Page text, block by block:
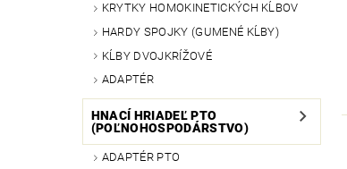
KRYTKY HOMOKINETICKÝCH KĹBOV
HARDY SPOJKY (GUMENÉ KĹBY)
KĹBY DVOJKRÍŽOVÉ
ADAPTÉR
HNACÍ HRIADEĽ PTO
(POĽNOHOSPODÁRSTVO)
ADAPTÉR PTO